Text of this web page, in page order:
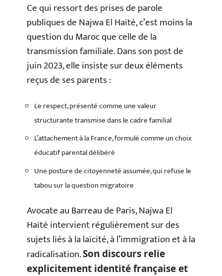
Ce qui ressort des prises de parole
publiques de Najwa El Haïté, c’est moins la
question du Maroc que celle de la
transmission familiale. Dans son post de
juin 2023, elle insiste sur deux éléments
reçus de ses parents :
Le respect, présenté comme une valeur
structurante transmise dans le cadre familial
L’attachement à la France, formulé comme un choix
éducatif parental délibéré
Une posture de citoyenneté assumée, qui refuse le
tabou sur la question migratoire
Avocate au Barreau de Paris, Najwa El
Haïté intervient régulièrement sur des
sujets liés à la laïcité, à l’immigration et à la
radicalisation.Son discours relie
explicitement identité française et